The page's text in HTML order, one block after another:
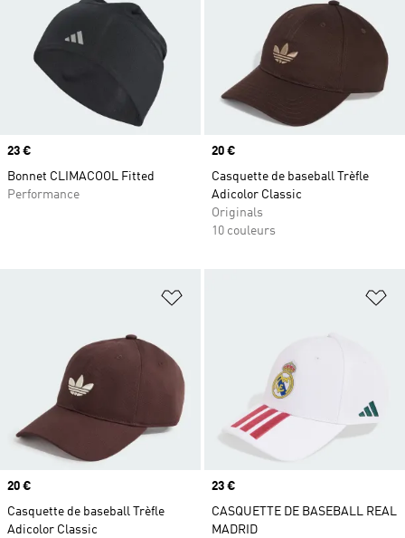
Prix
23 €
Bonnet CLIMACOOL Fitted
Performance
Prix
20 €
Casquette de baseball Trèfle
Adicolor Classic
Originals
10 couleurs
Ajouter à la Liste de produits
Prix
20 €
Casquette de baseball Trèfle
Adicolor Classic
Prix
23 €
CASQUETTE DE BASEBALL REAL
MADRID